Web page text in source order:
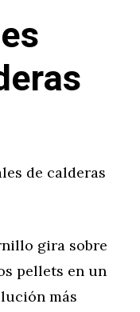
de calderas
gira sobre
pellets en un
más